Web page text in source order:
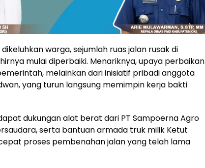
warga, sejumlah ruas jalan rusak di
mulai diperbaiki. Menariknya, upaya perbaikan
melainkan dari inisiatif pribadi anggota
yang turun langsung memimpin kerja bakti
dukungan alat berat dari PT Sampoerna Agro
serta bantuan armada truk milik Ketut
proses pembenahan jalan yang telah lama